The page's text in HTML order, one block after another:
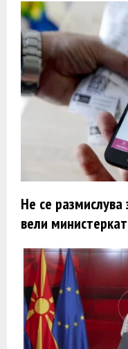
Не се
вели